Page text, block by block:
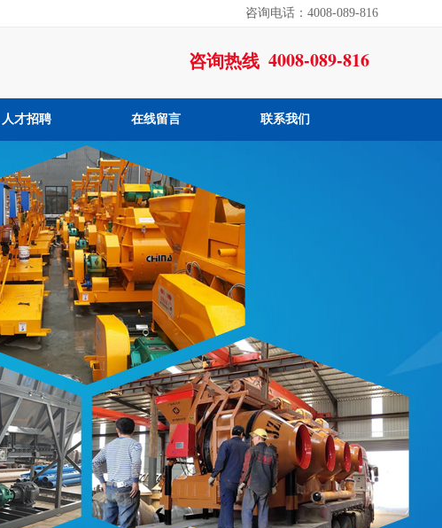
咨询电话：4008-089-816
咨询热线 4008-089-816
人才招聘 在线留言 联系我们